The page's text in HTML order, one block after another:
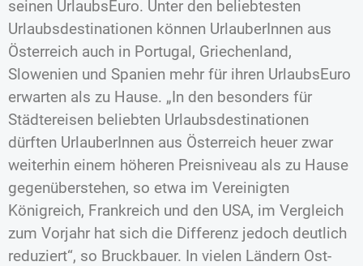
seinen UrlaubsEuro. Unter den beliebtesten
Urlaubsdestinationen können UrlauberInnen aus
Österreich auch in Portugal, Griechenland,
Slowenien und Spanien mehr für ihren UrlaubsEuro
erwarten als zu Hause. „In den besonders für
Städtereisen beliebten Urlaubsdestinationen
dürften UrlauberInnen aus Österreich heuer zwar
weiterhin einem höheren Preisniveau als zu Hause
gegenüberstehen, so etwa im Vereinigten
Königreich, Frankreich und den USA, im Vergleich
zum Vorjahr hat sich die Differenz jedoch deutlich
reduziert“, so Bruckbauer. In vielen Ländern Ost-